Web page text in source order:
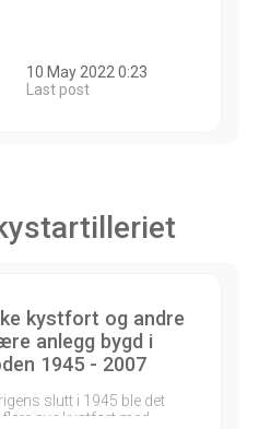
10 May 2022 0:23
Last post
kystfort og andre
anlegg bygd i
1945 - 2007
slutt i 1945 ble det
nye kystfort med…